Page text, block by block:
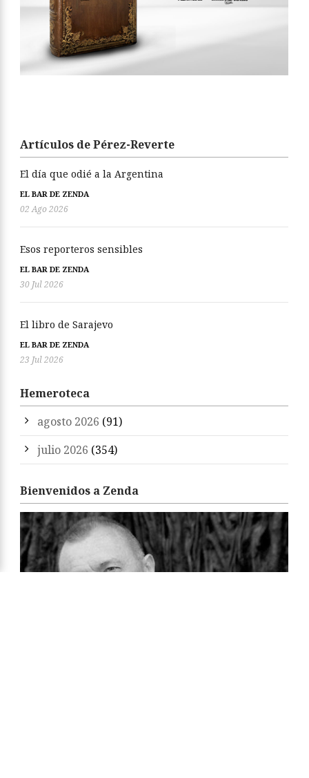
Artículos de Pérez-Reverte
El día que odié a la Argentina
EL BAR DE ZENDA
02 Ago 2026
Esos reporteros sensibles
EL BAR DE ZENDA
30 Jul 2026
El libro de Sarajevo
EL BAR DE ZENDA
23 Jul 2026
Hemeroteca
agosto 2026 (91)
julio 2026 (354)
Bienvenidos a Zenda